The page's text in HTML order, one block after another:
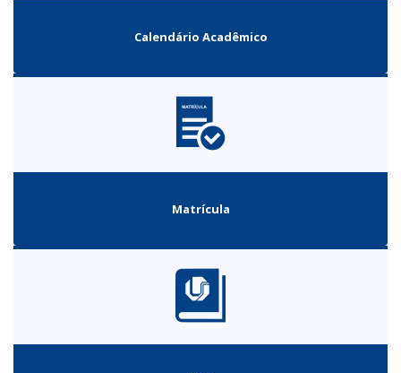
Calendário Acadêmico
Matrícula